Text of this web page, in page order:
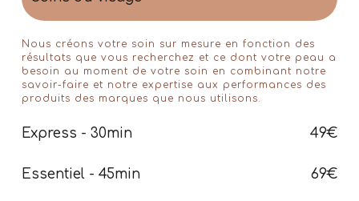
Nous créons votre soin sur mesure en fonction des
résultats que vous recherchez et ce dont votre peau a
besoin au moment de votre soin en combinant notre
savoir-faire et notre expertise aux performances des
produits des marques que nous utilisons.
Express - 30min 49€
Essentiel - 45min 69€